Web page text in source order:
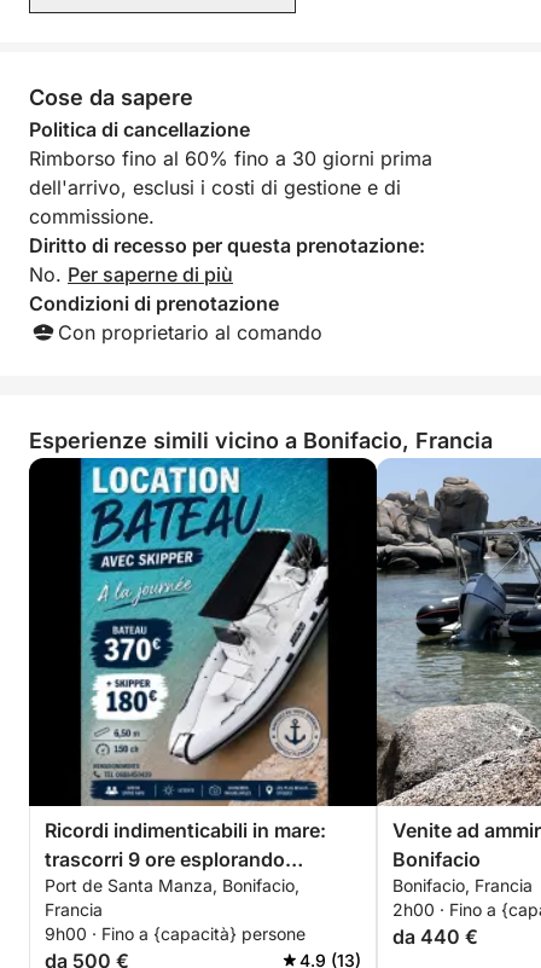
Si prega di notare che il consumo di carburante non
permette di godervi un'imbarcazione dalle
prestazioni elevate, adattando la crociera al vostro
ritmo. È la scelta ideale per creare ricordi
indimenticabili nel cuore della natura corsa.
Non aspettate oltre e prenotate con noi tramite
Click&Boat.
anche attento ai nostri desideri di
meteorologiche. Consigliamo
vivamente questa imbarcazione e il
suo skipper. Firmato, l'equipaggio, dal
29 giugno al 6 luglio 2026
Cose da sapere
Politica di cancellazione
Rimborso fino al 60% fino a 30 giorni prima
dell'arrivo, esclusi i costi di gestione e di
commissione.
Diritto di recesso per questa prenotazione:
No. Per saperne di più
Condizioni di prenotazione
Con proprietario al comando
Esperienze simili vicino a Bonifacio, Francia
Ricordi indimenticabili in mare:
trascorri 9 ore esplorando
Bonifacio
Port de Santa Manza, Bonifacio,
Francia
9h00 · Fino a {capacità} persone
da 500 € 4.9 (13)
Venite ad
Bonifacio
Bonifacio, Francia
2h00 · Fino a
da 440 €